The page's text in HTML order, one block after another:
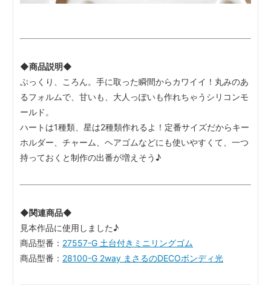
◆商品説明◆
ぷっくり、ころん。手に取った瞬間からカワイイ！丸みのあ
るフォルムで、甘いも、大人っぽいも作れちゃうシリコンモ
ールド。
ハートは1種類、星は2種類作れるよ！定番サイズだからキー
ホルダー、チャーム、ヘアゴムなどにも使いやすくて、一つ
持っておくと制作の出番が増えそう♪
◆関連商品◆
見本作品に使用しました♪
商品型番： 27557-G 土台付きミニリングゴム
商品型番： 28100-G 2way まさるのDECOボンディ光